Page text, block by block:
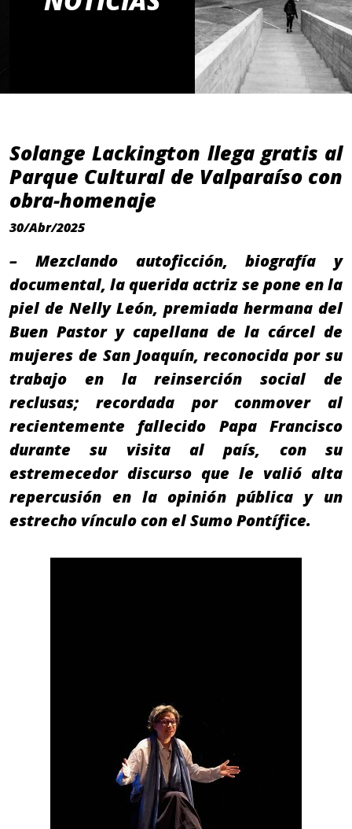
Solange Lackington llega gratis al
Parque Cultural de Valparaíso con
obra-homenaje
30/Abr/2025
– Mezclando autoficción, biografía y
documental, la querida actriz se pone en la
piel de Nelly León, premiada hermana del
Buen Pastor y capellana de la cárcel de
mujeres de San Joaquín, reconocida por su
trabajo en la reinserción social de
reclusas; recordada por conmover al
recientemente fallecido Papa Francisco
durante su visita al país, con su
estremecedor discurso que le valió alta
repercusión en la opinión pública y un
estrecho vínculo con el Sumo Pontífice.